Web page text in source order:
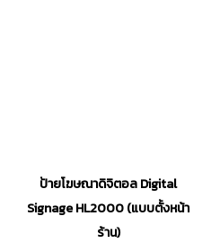
ป้ายโฆษณาดิจิตอล Digital
Signage HL2000 (แบบตั้งหน้า
ร้าน)